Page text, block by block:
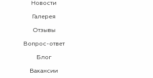
Новости
Галерея
Отзывы
Вопрос-ответ
Блог
Вакансии